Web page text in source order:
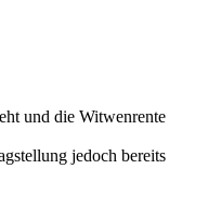
und die Witwenrente
jedoch bereits